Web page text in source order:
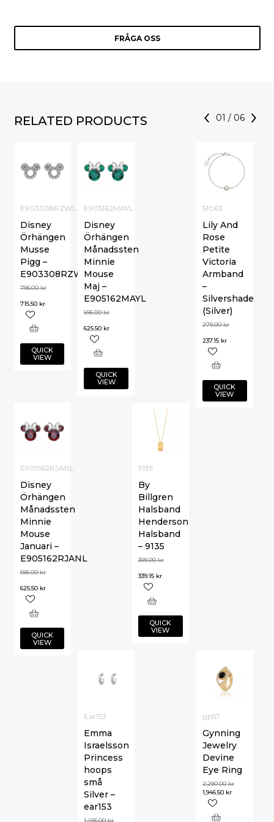
FRÅGA OSS
RELATED PRODUCTS 01 / 06
E903308RZWL
Disney
Örhängen
Musse
Pigg –
E903308RZWL
795.00kr
715.50 kr
QUICK
VIEW
51063
Lily And
Rose
Petite
Victoria
Armband
–
Silvershade
(Silver)
279.00kr
237.15 kr
QUICK
VIEW
E905162MAYL
Disney
Örhängen
Månadssten
Minnie
Mouse
Maj –
E905162MAYL
695.00kr
625.50 kr
QUICK
VIEW
9135
By
Billgren
Halsband
Henderson
Halsband
– 9135
399.00kr
339.15 kr
QUICK
VIEW
E905162RJANL
Disney
Örhängen
Månadssten
Minnie
Mouse
Januari –
E905162RJANL
695.00kr
625.50 kr
QUICK
VIEW
gp57
Gynning
Jewelry
Devine
Eye Ring
2,290.00kr
1,946.50 kr
Ear153
Emma
Israelsson
Princess
hoops
små
Silver –
ear153